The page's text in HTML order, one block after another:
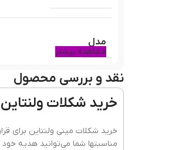
مدل
مشاهده بیشتر
نقد و بررسی محصول
خرید شکلات
خرید شکلات مینی ولنتاین برای
مناسبتها شما می‌توانید هدیه